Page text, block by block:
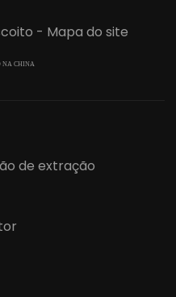
- Mapa do site
NA CHINA
de extração